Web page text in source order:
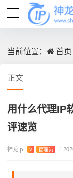
当前位置： 首页
正文
用什么代理IP
评速览
神龙ip V 管理员 /